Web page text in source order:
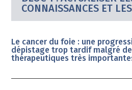
CONNAISSANCES ET
Le cancer du foie : une
dépistage trop tardif malgré
thérapeutiques très